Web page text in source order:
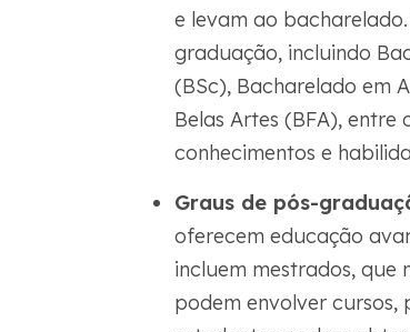
e levam ao
graduação, incluindo
(BSc), Bacharelado em
Belas Artes (BFA), entre
conhecimentos e
Graus de pós-
oferecem educação
incluem mestrados, que
podem envolver cursos,